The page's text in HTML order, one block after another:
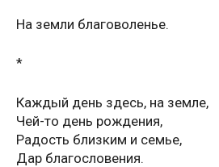
На земли благоволенье.
*
Каждый день здесь, на земле,
Чей-то день рождения,
Радость близким и семье,
Дар благословения.